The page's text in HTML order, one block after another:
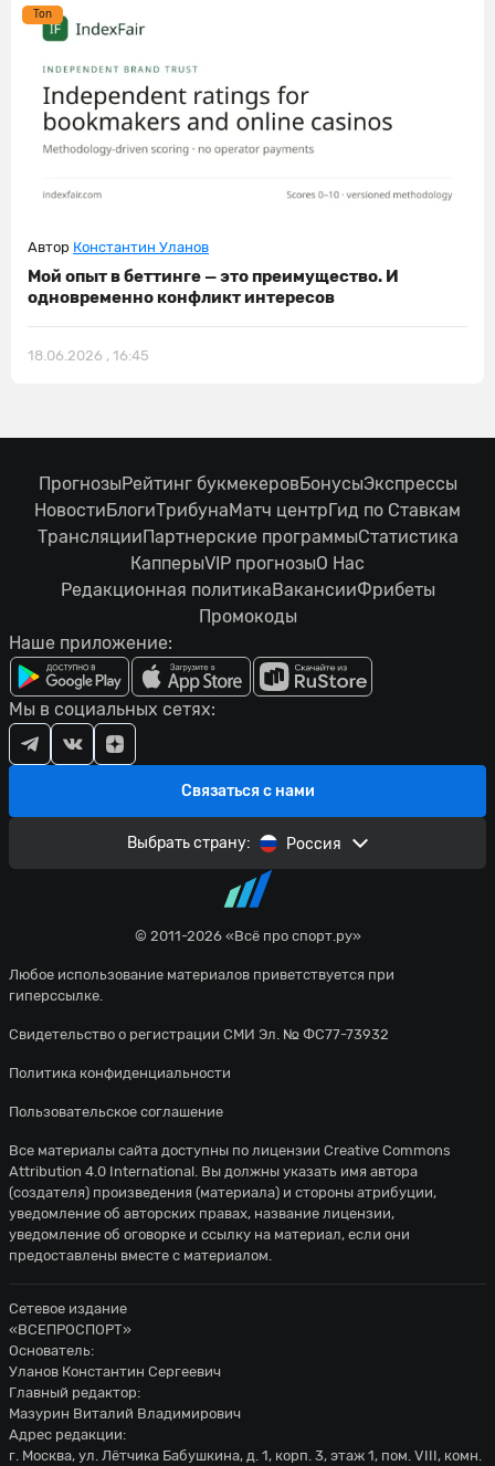
Ton
Автор Константин Уланов
Мой опыт в беттинге — это преимущество. И
одновременно конфликт интересов
18.06.2026 , 16:45
© 2011-2026 «Всё про спорт.ру»
Любое использование материалов приветствуется при
гиперссылке.
Свидетельство о регистрации СМИ Эл. № ФС77-73932
Политика конфиденциальности
Пользовательское соглашение
Прогнозы Рейтинг букмекеров БонусыЭкспрессы
Новости БлогиТрибуна Матч центр Гид по Ставкам
Трансляции Партнерские программыСтатистика
КапперыVIP прогнозыО Нас
Редакционная политика ВакансииФрибеты
Промокоды
Наше приложение:
Связаться с нами
Мы в социальных сетях:
Выбрать страну: Россия
Все материалы сайта доступны по лицензии Creative Commons
Attribution 4.0 International. Вы должны указать имя автора
(создателя) произведения (материала) и стороны атрибуции,
уведомление об авторских правах, название лицензии,
уведомление об оговорке и ссылку на материал, если они
предоставлены вместе с материалом.
Сетевое издание
«ВСЕПРОСПОРТ»
Основатель:
Уланов Константин Сергеевич
Главный редактор:
Мазурин Виталий Владимирович
Адрес редакции:
г. Москва, ул. Лётчика Бабушкина, д. 1, корп. 3, этаж 1, пом. VIII, комн.